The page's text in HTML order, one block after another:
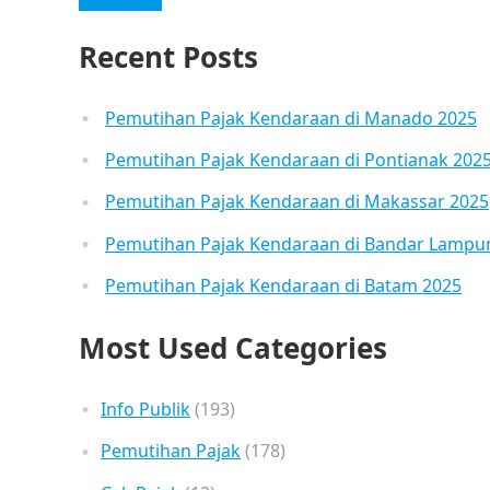
Recent Posts
Pemutihan Pajak Kendaraan di Manado 2025
Pemutihan Pajak Kendaraan di Pontianak
Pemutihan Pajak Kendaraan di Makassar 2025
Pemutihan Pajak Kendaraan di Bandar
Pemutihan Pajak Kendaraan di Batam 2025
Most Used Categories
Info Publik(193)
Pemutihan Pajak(178)